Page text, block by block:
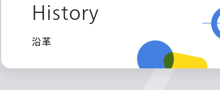
History
沿革